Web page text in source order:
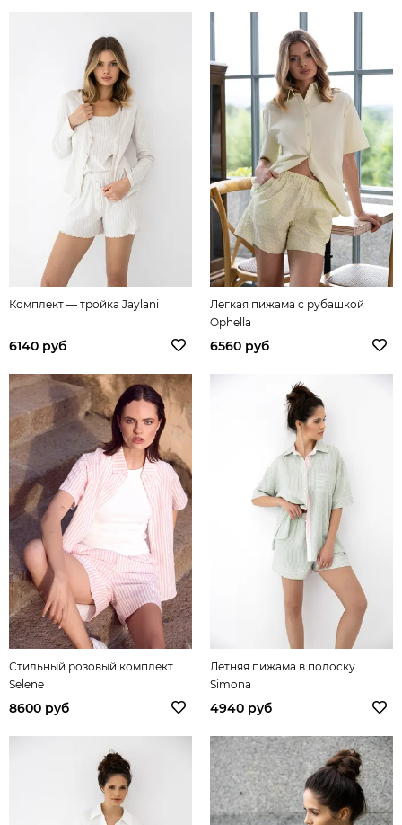
Комплект — тройка Jaylani
6140 руб
Легкая пижама с рубашкой
Ophella
6560 руб
Стильный розовый комплект
Selene
8600 руб
Летняя пижама в полоску
Simona
4940 руб